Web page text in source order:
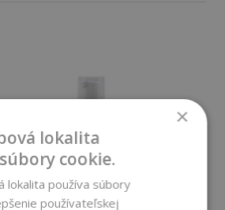
×
lokalita
cookie.
lokalita používa súbory
používateľskej